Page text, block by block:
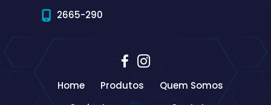
2665-290
Home Produtos
Quem Somos